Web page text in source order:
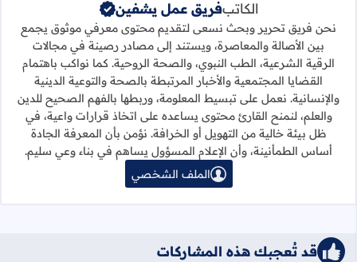
الكاتبفريق عمل يشفين
نحن فريق تحرير وبحث نسعى لتقديم محتوى معرفي موثوق يجمع
بين الأصالة والمعاصرة، ويستند إلى مصادر رصينة في مجالات
الرقية الشرعية، الطب النبوي، والصحة الروحية. كما نواكب باهتمام
القضايا المجتمعية والأخبار المرتبطة بالصحة والتوعية الدينية
والإنسانية. نعمل على تبسيط المعلومة، وربطها بالفهم الصحيح للدين
والعلم، لنمنح القارئ محتوى يساعده على اتخاذ قرارات واعية، في
ظل بيئة خالية من التهويل أو الخرافة. نؤمن بأن المعرفة الجادة
أساس الطمأنينة، وأن الإعلام المسؤول يساهم في بناء وعي سليم.
الملف الشخصي
قد تُعجبك هذه المشاركات